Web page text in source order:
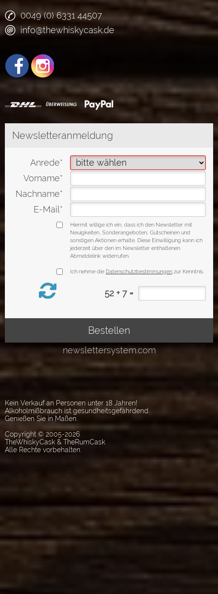
0049 (0) 6331 44507
info@thewhiskycask.de
Kein Verkauf an Personen unter 18 Jahren!
Alkoholmißbrauch ist gesundheitsgefährdend.
Genießen Sie in Maßen.
Copyright © 2005-2026
TheWhiskyCask & TheRumCask
Alle Rechte vorbehalten.